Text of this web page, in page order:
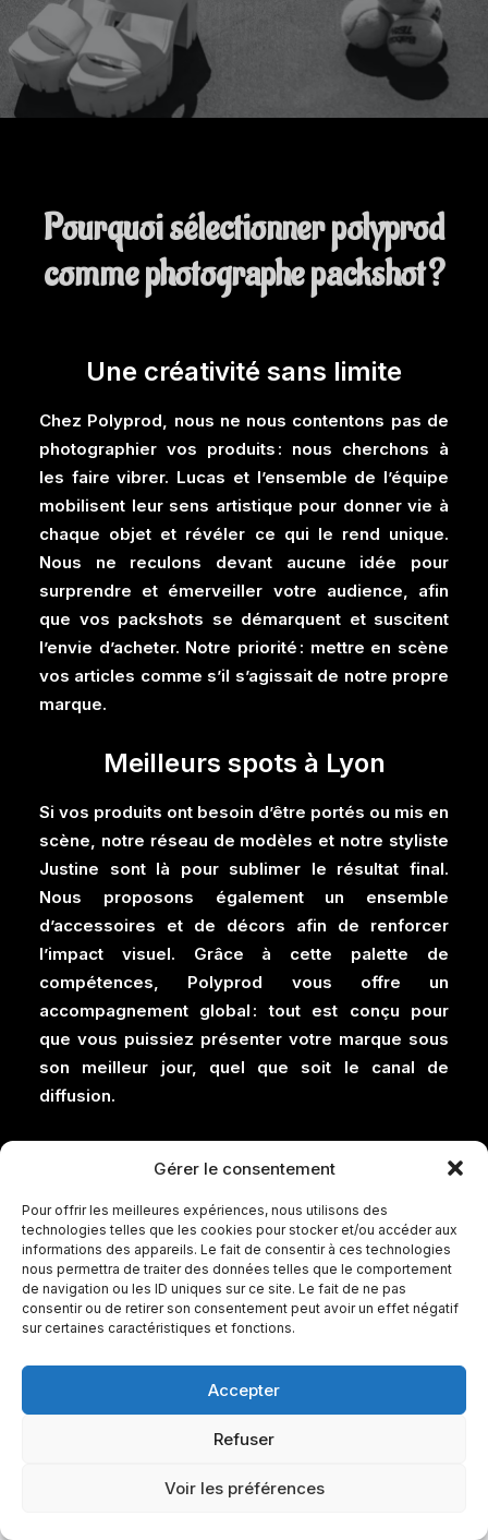
Gérer le consentement
Pour offrir les meilleures expériences, nous utilisons des
technologies telles que les cookies pour stocker et/ou accéder aux
informations des appareils. Le fait de consentir à ces technologies
nous permettra de traiter des données telles que le comportement
de navigation ou les ID uniques sur ce site. Le fait de ne pas
consentir ou de retirer son consentement peut avoir un effet négatif
sur certaines caractéristiques et fonctions.
Accepter
Refuser
Voir les préférences
Pourquoi sélectionner polyprod
comme photographe packshot ?
Une créativité sans limite
Chez Polyprod, nous ne nous contentons pas de
photographier vos produits : nous cherchons à
les faire vibrer. Lucas et l’ensemble de l’équipe
mobilisent leur sens artistique pour donner vie à
chaque objet et révéler ce qui le rend unique.
Nous ne reculons devant aucune idée pour
surprendre et émerveiller votre audience, afin
que vos packshots se démarquent et suscitent
l’envie d’acheter. Notre priorité : mettre en scène
vos articles comme s’il s’agissait de notre propre
marque.
Meilleurs spots à Lyon
Si vos produits ont besoin d’être portés ou mis en
scène, notre réseau de modèles et notre styliste
Justine sont là pour sublimer le résultat final.
Nous proposons également un ensemble
d’accessoires et de décors afin de renforcer
l’impact visuel. Grâce à cette palette de
compétences, Polyprod vous offre un
accompagnement global : tout est conçu pour
que vous puissiez présenter votre marque sous
son meilleur jour, quel que soit le canal de
diffusion.